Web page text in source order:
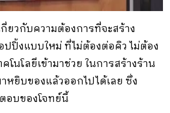
ยวกับความต้องการที่จะสร้าง
ปิ้งแบบใหม่ ที่ไม่ต้องต่อคิว ไม่ต้อง
โนโลยีเข้ามาช่วย ในการสร้างร้าน
หยิบของแล้วออกไปได้เลย ซึ่ง
อบของโจทย์นี้